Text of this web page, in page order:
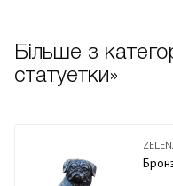
Більше з
статуетки»